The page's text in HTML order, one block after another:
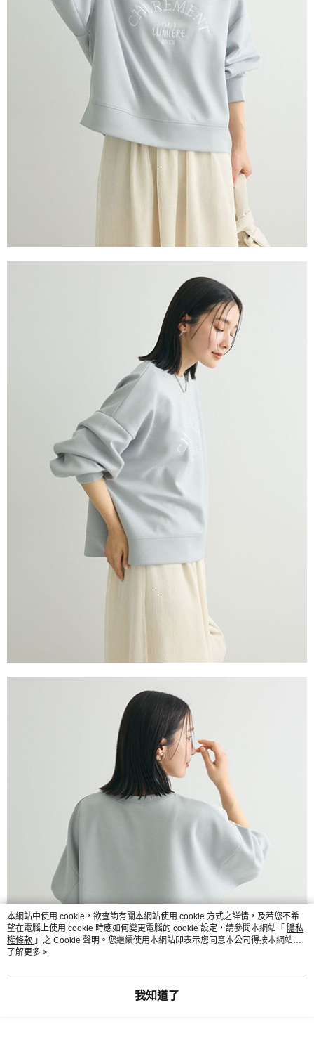
本網站中使用 cookie，欲查詢有關本網站使用 cookie 方式之詳情，及若您不希
望在電腦上使用 cookie 時應如何變更電腦的 cookie 設定，請參閱本網站「 隱私
權條款 」之 Cookie 聲明。您繼續使用本網站即表示您同意本公司得按本網站使
用條款之 Cookie 聲明使用 cookie。
了解更多 >
我知道了